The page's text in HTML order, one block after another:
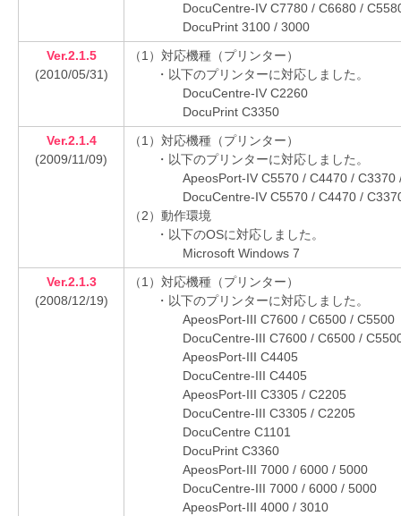
DocuCentre-IV C7780 / C6680 /
DocuPrint 3100 / 3000
Ver.2.1.5
(2010/05/31)
（1）対応機種（プリンター）
・以下のプリンターに対応しました。
DocuCentre-IV C2260
DocuPrint C3350
Ver.2.1.4
(2009/11/09)
（1）対応機種（プリンター）
・以下のプリンターに対応しました。
ApeosPort-IV C5570 / C4470 / C3370
DocuCentre-IV C5570 / C4470 /
（2）動作環境
・以下のOSに対応しました。
Microsoft Windows 7
Ver.2.1.3
(2008/12/19)
（1）対応機種（プリンター）
・以下のプリンターに対応しました。
ApeosPort-III C7600 / C6500 / C5500
DocuCentre-III C7600 / C6500 /
ApeosPort-III C4405
DocuCentre-III C4405
ApeosPort-III C3305 / C2205
DocuCentre-III C3305 / C2205
DocuCentre C1101
DocuPrint C3360
ApeosPort-III 7000 / 6000 / 5000
DocuCentre-III 7000 / 6000 / 5000
ApeosPort-III 4000 / 3010